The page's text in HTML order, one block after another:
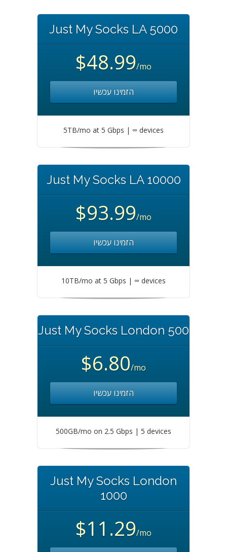
Just My Socks LA 5000
$48.99/mo
הזמינו עכשיו
5TB/mo at 5 Gbps | ∞ devices
Just My Socks LA 10000
$93.99/mo
הזמינו עכשיו
10TB/mo at 5 Gbps | ∞ devices
Just My Socks London 500
$6.80/mo
הזמינו עכשיו
500GB/mo on 2.5 Gbps | 5 devices
Just My Socks London
1000
$11.29/mo